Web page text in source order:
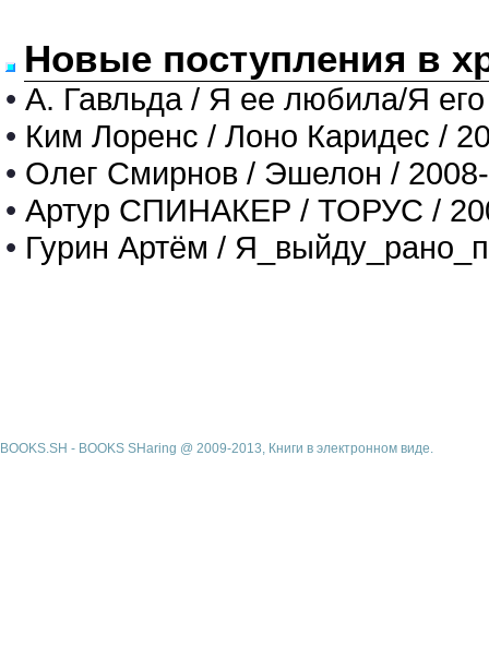
Новые поступления в
• А. Гавльда / Я ее любила/Я
• Ким Лоренс / Лоно Каридес /
• Олег Смирнов / Эшелон /
• Артур СПИНАКЕР / ТОРУС /
• Гурин Артём /
BOOKS.SH - BOOKS SHaring @ 2009-2013, Книги в электронном виде.